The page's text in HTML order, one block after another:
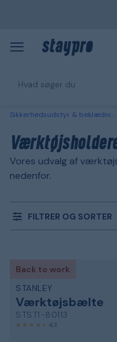
Sikkerhedsudstyr & beklædning
Vores udvalg af
nedenfor.
FILTRER OG SORTER
Back to work
STANLEY
Værktøjsbælte
STST1-80113
4,3